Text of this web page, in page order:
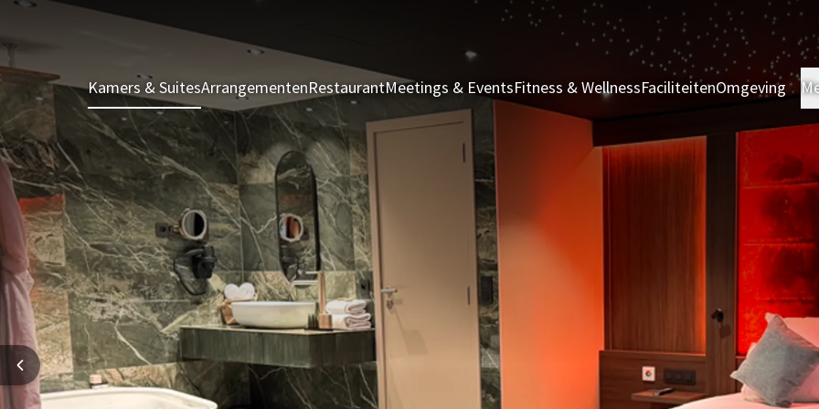
Kamers & SuitesArrangementenRestaurantMeetings & EventsFitness & WellnessFaciliteitenOmgeving